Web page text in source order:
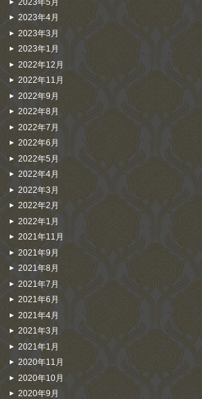
2023年4月
2023年3月
2023年1月
2022年12月
2022年11月
2022年9月
2022年8月
2022年7月
2022年6月
2022年5月
2022年4月
2022年3月
2022年2月
2022年1月
2021年11月
2021年9月
2021年8月
2021年7月
2021年6月
2021年4月
2021年3月
2021年1月
2020年11月
2020年10月
2020年9月